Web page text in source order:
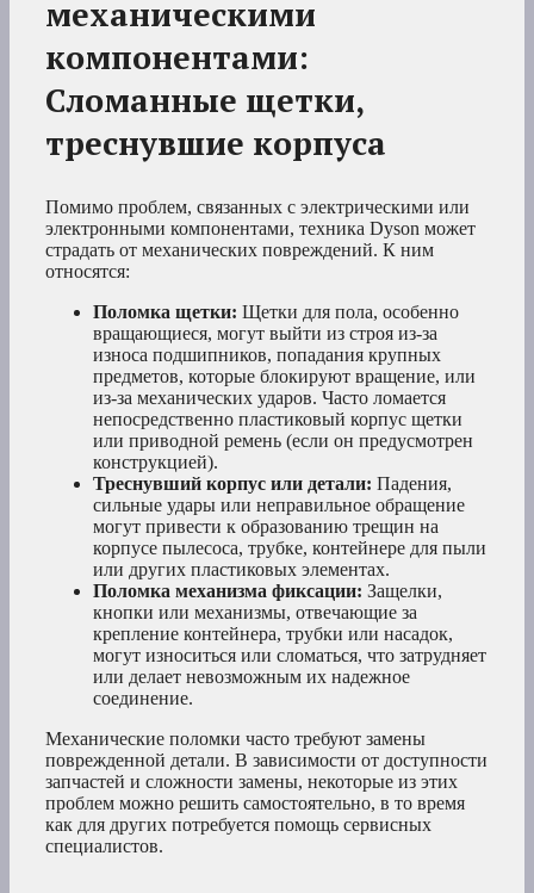
механическими
компонентами:
Сломанные щетки,
треснувшие корпуса
Помимо проблем, связанных с электрическими или
электронными компонентами, техника Dyson может
страдать от механических повреждений. К ним
относятся:
Поломка щетки: Щетки для пола, особенно
вращающиеся, могут выйти из строя из-за
износа подшипников, попадания крупных
предметов, которые блокируют вращение, или
из-за механических ударов. Часто ломается
непосредственно пластиковый корпус щетки
или приводной ремень (если он предусмотрен
конструкцией).
Треснувший корпус или детали: Падения,
сильные удары или неправильное обращение
могут привести к образованию трещин на
корпусе пылесоса, трубке, контейнере для пыли
или других пластиковых элементах.
Поломка механизма фиксации: Защелки,
кнопки или механизмы, отвечающие за
крепление контейнера, трубки или насадок,
могут износиться или сломаться, что затрудняет
или делает невозможным их надежное
соединение.
Механические поломки часто требуют замены
поврежденной детали. В зависимости от доступности
запчастей и сложности замены, некоторые из этих
проблем можно решить самостоятельно, в то время
как для других потребуется помощь сервисных
специалистов.